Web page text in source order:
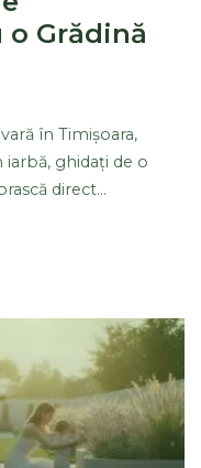
Grădină
în Timișoara,
ghidați de o
direct…